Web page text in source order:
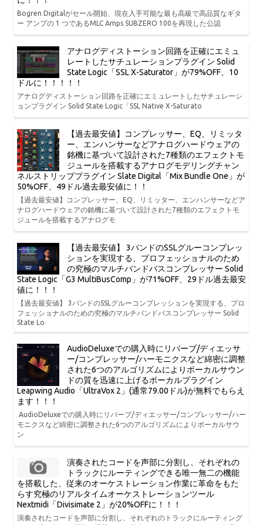
Bogren Digitalがセール開始、現在入手可能な最も高級で高品質なギタ
ー アンプの 1 つであるMLC Amps SUBZERO 100を再現した公認
アナログディストーション回路を正確にエミュ
レートしたサチュレーションプラグイン Solid
State Logic「SSL X-Saturator」が79%OFF、10
ドルに！！！！！
アナログディストーション回路を正確にエミュレートしたサチュレーシ
ョンプラグイン Solid State Logic「SSL Native X-Saturato
【過去最安値】コンプレッサー、EQ、リミッタ
ー、エンハンサーなどアナログハードウェアの
銘機に基づいて設計された7種類のエフェクトモ
ジュールを搭載するアナログモデリングチャン
ネルストリッププラグイン Slate Digital「Mix Bundle One」が
50%OFF、49ドル過去最安値に！！
【過去最安値】コンプレッサー、EQ、リミッター、エンハンサーなどア
ナログハードウェアの銘機に基づいて設計された7種類のエフェクトモ
ジュールを搭載するアナログモ
【過去最安値】 3バンドのSSLグルーコンプレッ
ションを実現する、プロフェッショナルのため
の究極のマルチバンドバスコンプレッサー Solid
State Logic「G3 MultiBusComp」が71%OFF、29ドル過去最安
値に！！！
【過去最安値】 3バンドのSSLグルーコンプレッションを実現する、プロ
フェッショナルのための究極のマルチバンドバスコンプレッサー Solid
State Lo
AudioDeluxeでの購入時にリバーブ/ディエッサ
ー/コンプレッサー/ハーモニクスなど綿密に調整
された6つのアルゴリズムによりボーカルサウン
ドの質を迅速に上げるボーカルプラグイン
Leapwing Audio「UltraVox 2」(通常79.00ドル)が無料でもらえ
ます！！！
AudioDeluxeでの購入時にリバーブ/ディエッサー/コンプレッサー/ハー
モニクスなど綿密に調整された6つのアルゴリズムによりボーカルサウ
ン
演奏されたコードを声部に分割し、それぞれの
トラックにルーティングできる唯一無二の機能
を搭載した、従来のオーケストレーション作業に革命をもた
らす究極のリアルタイムオーケストレーションツール
Nextmidi「Divisimate 2」が20%OFFに！！！
演奏されたコードを声部に分割し、それぞれのトラックにルーティング